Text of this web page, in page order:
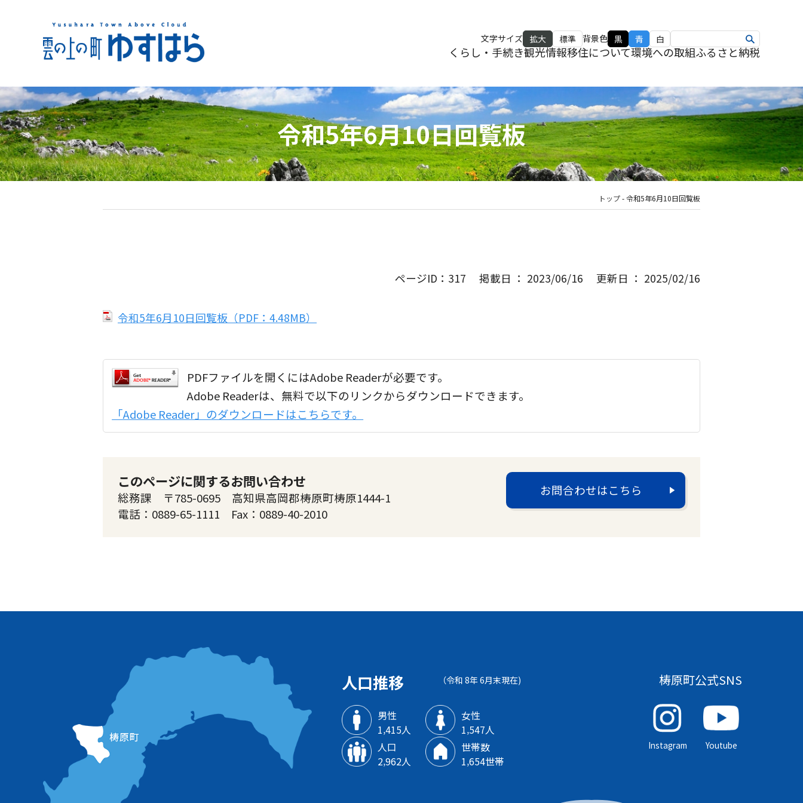
文字サイズ 拡大 標準 背景色 黒 青 白
くらし・手続き観光情報移住について環境への取組ふるさと納税
令和5年6月10日回覧板
トップ-令和5年6月10日回覧板
ページID：317 掲載日 ： 2023/06/16 更新日 ： 2025/02/16
令和5年6月10日回覧板（PDF：4.48MB）
PDFファイルを開くにはAdobe Readerが必要です。
Adobe Readerは、無料で以下のリンクからダウンロードできます。
「Adobe Reader」のダウンロードはこちらです。
このページに関するお問い合わせ
総務課 〒785-0695 高知県高岡郡梼原町梼原1444-1
電話：0889-65-1111 Fax：0889-40-2010
お問合わせはこちら
人口推移 （令和 8年 6月末現在)
男性
1‚415人
女性
1‚547人
人口
2‚962人
世帯数
1‚654世帯
梼原町公式SNS
Instagram Youtube